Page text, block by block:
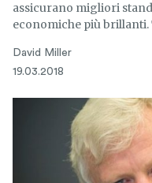
assicurano migliori
economiche più brillanti.
David Miller
19.03.2018